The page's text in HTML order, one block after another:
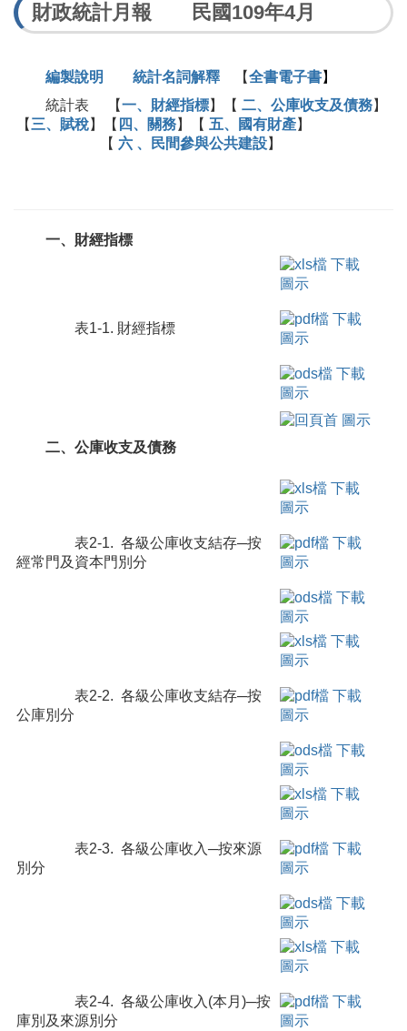
財政統計月報 民國109年4月
編製說明 統計名詞解釋 【全書電子書】
統計表 【一、財經指標】【 二、公庫收支及債務】
【 三、賦稅】【 四、關務】【 五、國有財產】
【 六 、民間參與公共建設】
一、財經指標
表1-1. 財經指標
二、公庫收支及債務
表2-1. 各級公庫收支結存─按
經常門及資本門別分
表2-2. 各級公庫收支結存─按
公庫別分
表2-3. 各級公庫收入─按來源
別分
表2-4. 各級公庫收入(本月)─按
庫別及來源別分